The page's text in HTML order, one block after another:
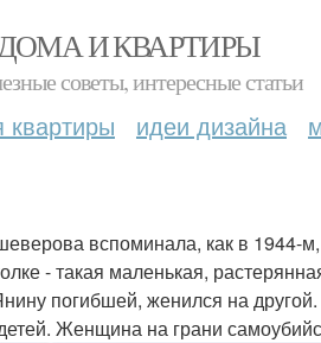
И КВАРТИРЫ
советы, интересные статьи
квартиры идеи дизайна
вспоминала, как в 1944-
- такая маленькая,
погибшей, женился на
Женщина на грани